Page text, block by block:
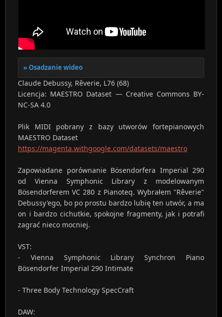
Osadzanie wideo
Claude Debussy, Rêverie, L76 (68)
Licencja: MAESTRO Dataset — Creative Commons BY-
NC-SA 4.0
Plik MIDI pobrany z bazy utworów fortepianowych
MAESTRO Dataset
https://magenta.withgoogle.com/datasets/maestro
Zapowiadane porównanie Bösendorfera Imperial 290
od Vienna Symphonic Library z modelowanym
Bösendorferem VC 280 z Pianoteq. Wybrałem "Rêverie"
Debussy'ego, bo po prostu bardzo lubię ten utwór, a ma
on i bardzo cichutkie, spokojne fragmenty, jak i potrafi
zagrać nieco mocniej.
VST:
- Vienna Symphonic Library Synchron Piano
Bösendorfer Imperial 290 Intimate
- Three Body Technology SpecCraft
DAW: